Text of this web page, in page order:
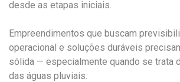
desde as etapas iniciais.
Empreendimentos que buscam
operacional e soluções duráveis
sólida — especialmente quando se trata
das águas pluviais.